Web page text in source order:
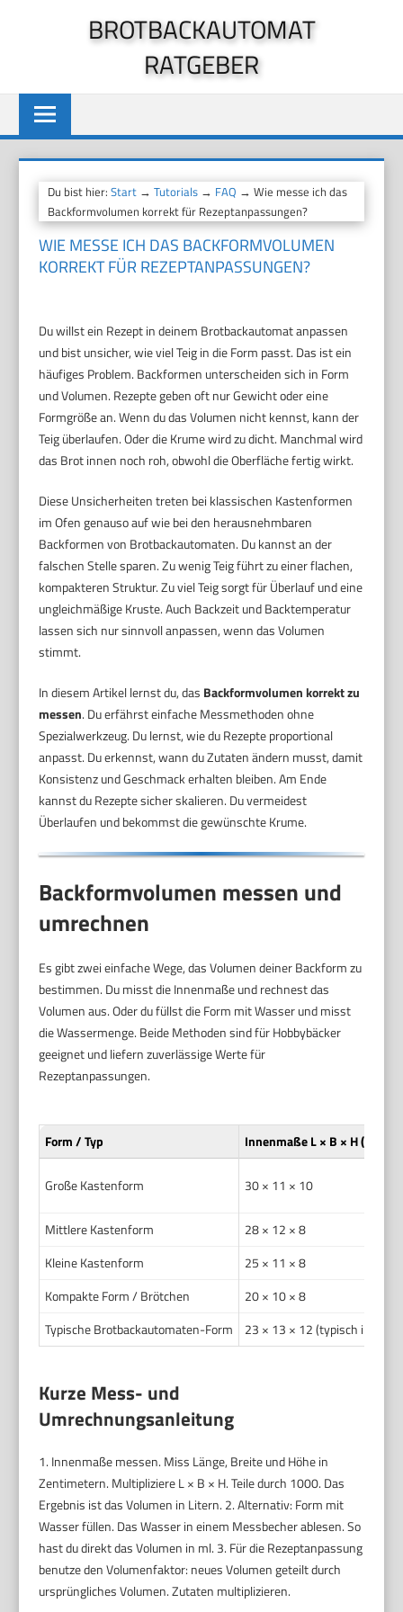
BROTBACKAUTOMAT
RATGEBER
Du bist hier:Start →Tutorials → FAQ → Wie messe ich das
Backformvolumen korrekt für Rezeptanpassungen?
WIE MESSE ICH DAS BACKFORMVOLUMEN
KORREKT FÜR REZEPTANPASSUNGEN?
Du willst ein Rezept in deinem Brotbackautomat anpassen
und bist unsicher, wie viel Teig in die Form passt. Das ist ein
häufiges Problem. Backformen unterscheiden sich in Form
und Volumen. Rezepte geben oft nur Gewicht oder eine
Formgröße an. Wenn du das Volumen nicht kennst, kann der
Teig überlaufen. Oder die Krume wird zu dicht. Manchmal wird
das Brot innen noch roh, obwohl die Oberfläche fertig wirkt.
Diese Unsicherheiten treten bei klassischen Kastenformen
im Ofen genauso auf wie bei den herausnehmbaren
Backformen von Brotbackautomaten. Du kannst an der
falschen Stelle sparen. Zu wenig Teig führt zu einer flachen,
kompakteren Struktur. Zu viel Teig sorgt für Überlauf und eine
ungleichmäßige Kruste. Auch Backzeit und Backtemperatur
lassen sich nur sinnvoll anpassen, wenn das Volumen
stimmt.
In diesem Artikel lernst du, das Backformvolumen korrekt zu
messen. Du erfährst einfache Messmethoden ohne
Spezialwerkzeug. Du lernst, wie du Rezepte proportional
anpasst. Du erkennst, wann du Zutaten ändern musst, damit
Konsistenz und Geschmack erhalten bleiben. Am Ende
kannst du Rezepte sicher skalieren. Du vermeidest
Überlaufen und bekommst die gewünschte Krume.
Backformvolumen messen und
umrechnen
Es gibt zwei einfache Wege, das Volumen deiner Backform zu
bestimmen. Du misst die Innenmaße und rechnest das
Volumen aus. Oder du füllst die Form mit Wasser und misst
die Wassermenge. Beide Methoden sind für Hobbybäcker
geeignet und liefern zuverlässige Werte für
Rezeptanpassungen.
Form / Typ Innenmaße L × B × H (cm)
Große Kastenform 30 × 11 × 10
Mittlere Kastenform
28 × 12 × 8
Kleine Kastenform
25 × 11 × 8
Kompakte Form / Brötchen
20 × 10 × 8
Typische Brotbackautomaten-Form
23 × 13 × 12 (typisch innen)
Kurze Mess- und
Umrechnungsanleitung
1. Innenmaße messen. Miss Länge, Breite und Höhe in
Zentimetern. Multipliziere L × B × H. Teile durch 1000. Das
Ergebnis ist das Volumen in Litern. 2. Alternativ: Form mit
Wasser füllen. Das Wasser in einem Messbecher ablesen. So
hast du direkt das Volumen in ml. 3. Für die Rezeptanpassung
benutze den Volumenfaktor: neues Volumen geteilt durch
ursprüngliches Volumen. Zutaten multiplizieren.